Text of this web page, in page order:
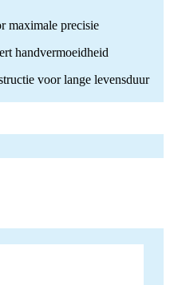
maximale precisie
handvermoeidheid
voor lange levensduur